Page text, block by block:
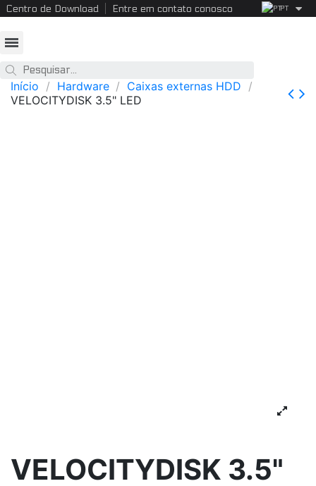
Centro de Download Entre em contato conosco PT
Início Hardware
Caixas externas HDD
VELOCITYDISK 3.5" LED
VELOCITYDISK 3.5"